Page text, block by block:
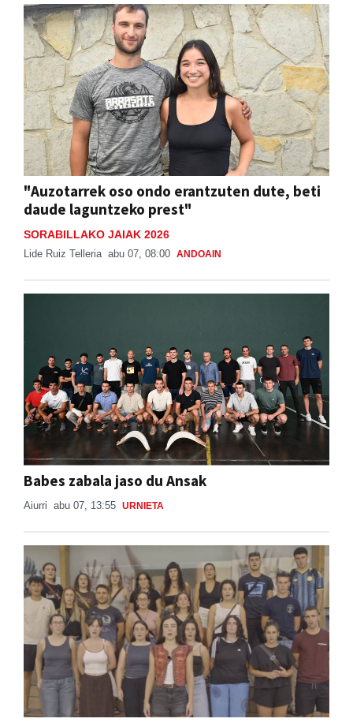
"Auzotarrek oso ondo erantzuten dute, beti
daude laguntzeko prest"
SORABILLAKO JAIAK 2026
Lide Ruiz Telleria abu 07, 08:00 ANDOAIN
Babes zabala jaso du Ansak
Aiurri abu 07, 13:55 URNIETA